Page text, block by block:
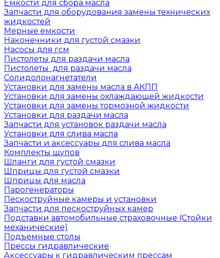
Емкости для сбора масла
Запчасти для оборудования замены технических
жидкостей
Мерные емкости
Наконечники для густой смазки
Насосы для гсм
Пистолеты для раздачи масла
Пистолеты для раздачи масла
Солидолонагнетатели
Установки для замены масла в АКПП
Установки для замены охлаждающей жидкости
Установки для замены тормозной жидкости
Установки для раздачи масла
Запчасти для установок раздачи масла
Установки для слива масла
Запчасти и аксессуары для слива масла
Комплекты щупов
Шланги для густой смазки
Шприцы для густой смазки
Шприцы для масла
Парогенераторы
Пескоструйные камеры и установки
Запчасти для пескоструйных камер
Подставки автомобильные страховочные (Стойки
механические)
Подъемные столы
Прессы гидравлические
Аксессуары к гидравлическим прессам